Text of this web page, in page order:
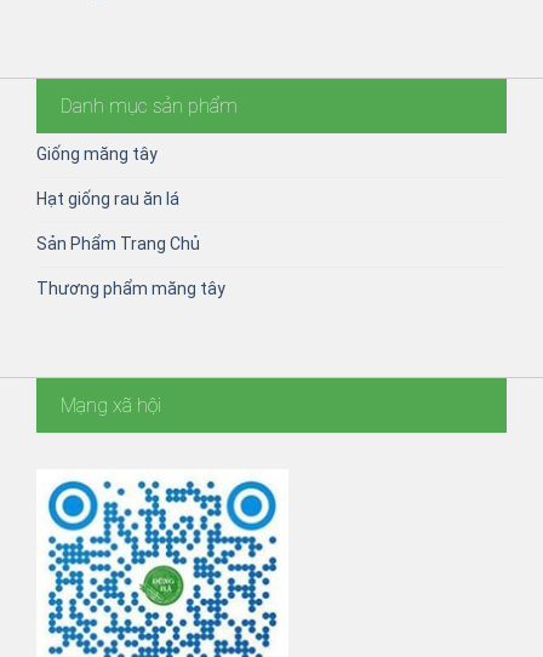
Danh mục sản phẩm
Giống măng tây
Hạt giống rau ăn lá
Sản Phẩm Trang Chủ
Thương phẩm măng tây
Mạng xã hội